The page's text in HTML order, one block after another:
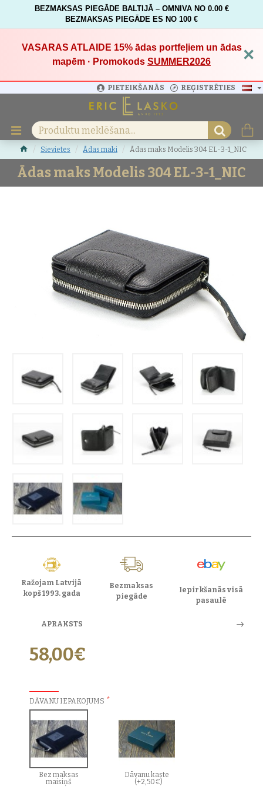
BEZMAKSAS PIEGĀDE BALTIJĀ – OMNIVA NO 0.00 €
BEZMAKSAS PIEGĀDE ES NO 100 €
VASARAS ATLAIDE 15%ādas portfeļiem un ādas
mapēm · Promokods SUMMER2026 ×
PIETEIKŠANĀS REĢISTRĒTIES
Sievietes Ādas maki Ādas maks Modelis 304 EL-3-1_NIC
Ādas maks Modelis 304 EL-3-1_NIC
Ražojam Latvijā
kopš 1993. gada
Bezmaksas
piegāde
Iepirkšanās visā
pasaulē
APRAKSTS
58,00€
DĀVANU IEPAKOJUMS
Bez maksas
maisiņš
Dāvanu kaste
(+2,50€)